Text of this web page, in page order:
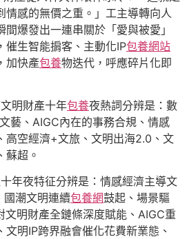
情感的無價之重。」工主導轉向人
爆發出一連串關於「愛與被愛」
催生智能掮客、主動化IP包養網站
加快產包養物迭代，呼應碎片化即
明財產十年包養夜熱詞分辨是：數
藝、AIGC內在的事務合規、情感
高空經濟+文旅、文明出海2.0、文
蘇超。
年夜特征分辨是：情感經濟主導文
國潮文明連續包養網鼓起、場景驅
文明財產全鏈條深度賦能、AIGC重
明IP跨界融會催化花費新業態、